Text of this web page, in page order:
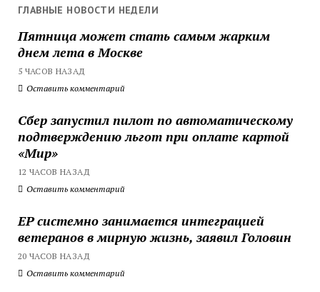
ГЛАВНЫЕ НОВОСТИ НЕДЕЛИ
Пятница может стать самым жарким
днем лета в Москве
5 ЧАСОВ НАЗАД
Оставить комментарий
Сбер запустил пилот по автоматическому
подтверждению льгот при оплате картой
«Мир»
12 ЧАСОВ НАЗАД
Оставить комментарий
ЕР системно занимается интеграцией
ветеранов в мирную жизнь, заявил Головин
20 ЧАСОВ НАЗАД
Оставить комментарий